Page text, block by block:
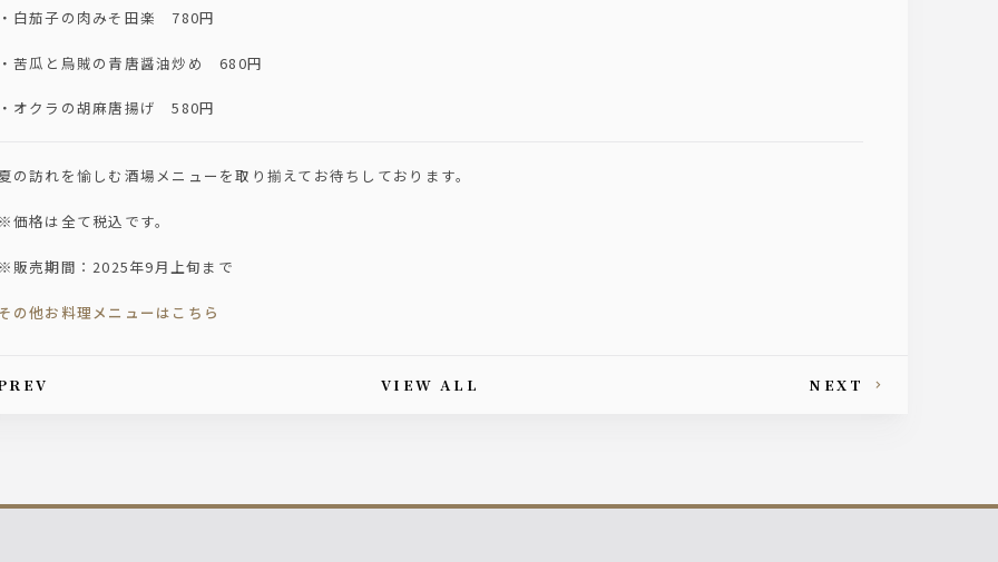
白茄子の肉みそ田楽 780円
苦瓜と烏賊の青唐醤油炒め 680円
オクラの胡麻唐揚げ 580円
の訪れを愉しむ酒場メニューを取り揃えてお待ちしております。
価格は全て税込です。
販売期間：2025年9月上旬まで
の他お料理メニューはこちら
article's paging VIEW ALL NEXT